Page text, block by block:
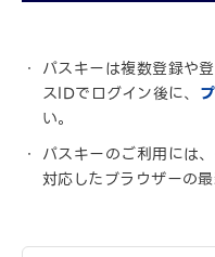
パスキーは複数登録や
スIDでログイン後に、
い。
パスキーのご利用には
対応したブラウザーの